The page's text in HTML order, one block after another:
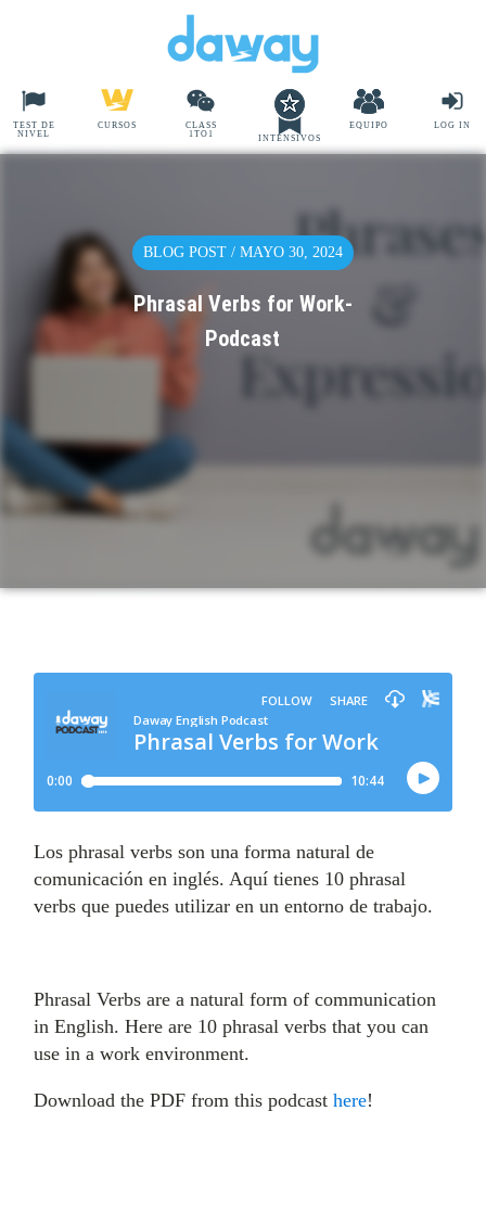
TEST DE
NIVEL
CURSOS
CLASS
1TO1
INTENSIVOS
EQUIPO LOG IN
BLOG POST / MAYO 30, 2024
Phrasal Verbs for Work-
Podcast
Los phrasal verbs son una forma natural de
comunicación en inglés. Aquí tienes 10 phrasal
verbs que puedes utilizar en un entorno de trabajo.
Phrasal Verbs are a natural form of communication
in English. Here are 10 phrasal verbs that you can
use in a work environment.
Download the PDF from this podcasthere!